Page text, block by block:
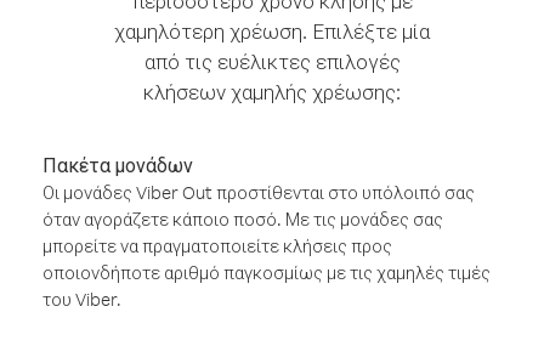
χαμηλότερη χρέωση. Επιλέξτε μία
από τις ευέλικτες επιλογές
κλήσεων χαμηλής χρέωσης:
Πακέτα μονάδων
Οι μονάδες Viber Out προστίθενται στο υπόλοιπό σας
όταν αγοράζετε κάποιο ποσό. Με τις μονάδες σας
μπορείτε να πραγματοποιείτε κλήσεις προς
οποιονδήποτε αριθμό παγκοσμίως με τις χαμηλές τιμές
του Viber.